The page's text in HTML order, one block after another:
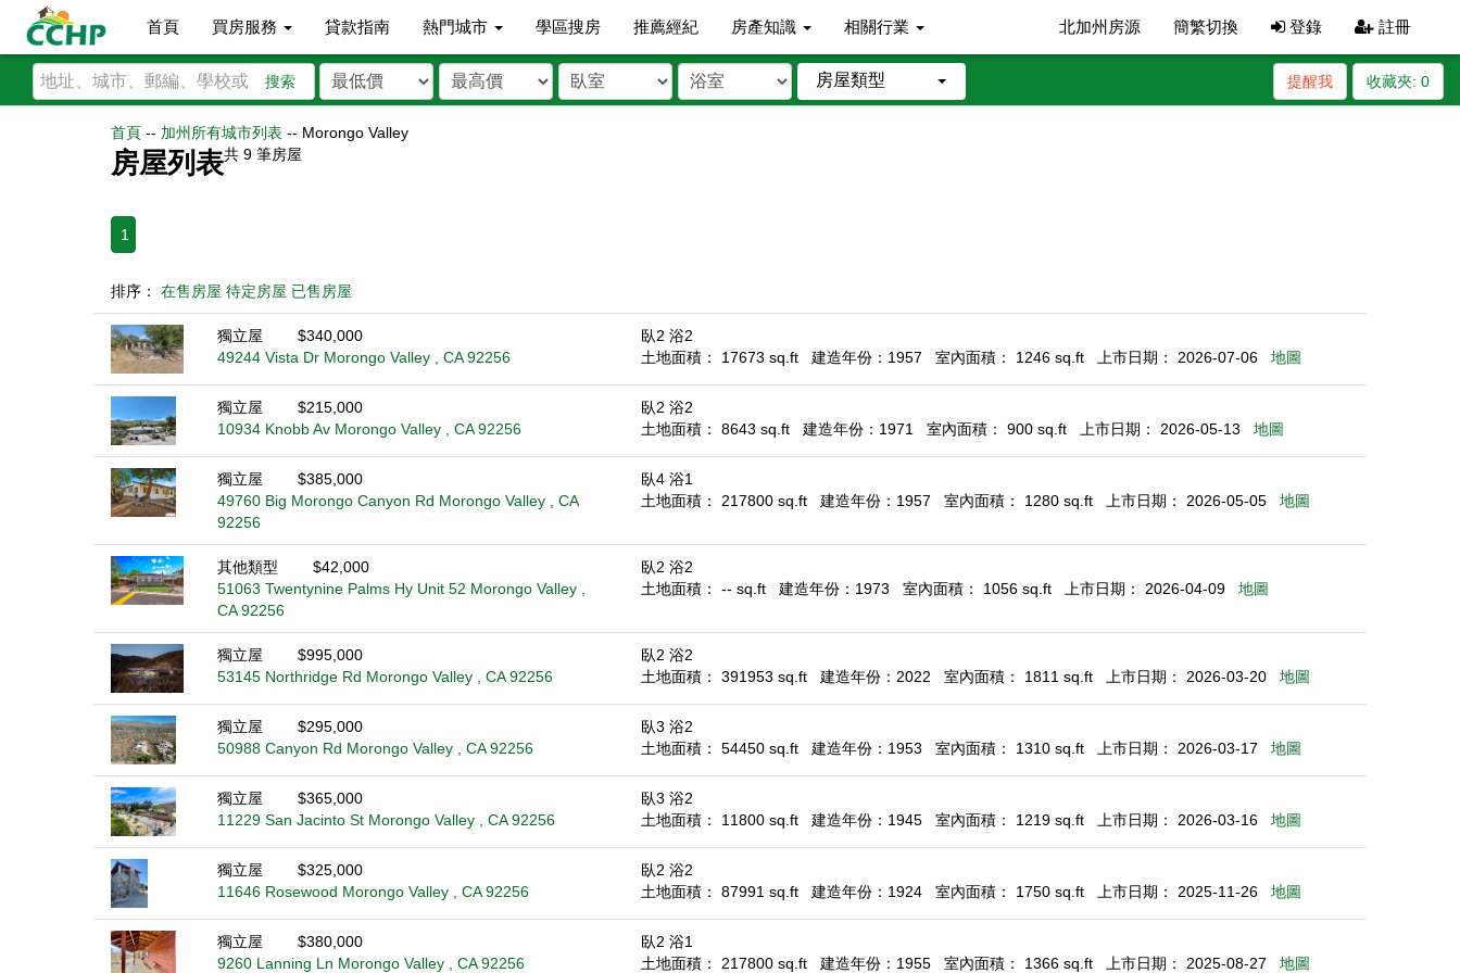
首頁 買房服務 貸款指南 熱門城市 學區搜房 推薦經紀 房產知識 相關行業 北加州房源 簡繁切換 登錄 註冊
搜索 房屋類型 收藏夾: 0
提醒我
首頁 -- 加州所有城市列表 -- Morongo Valley
房屋列表共 9 筆房屋
1
排序： 在售房屋 待定房屋 已售房屋
獨立屋
$340,000
49244 Vista Dr Morongo Valley , CA 92256
臥2 浴2
土地面積： 17673 sq.ft
建造年份：1957 室內面積： 1246 sq.ft 上市日期： 2026-07-06 地圖
獨立屋
$215,000
10934 Knobb Av Morongo Valley , CA 92256
臥2 浴2
土地面積： 8643 sq.ft
建造年份：1971 室內面積： 900 sq.ft 上市日期： 2026-05-13 地圖
獨立屋
$385,000
49760 Big Morongo Canyon Rd Morongo Valley , CA
92256
臥4 浴1
土地面積： 217800 sq.ft
建造年份：1957 室內面積： 1280 sq.ft 上市日期： 2026-05-05 地圖
其他類型
$42,000
51063 Twentynine Palms Hy Unit 52 Morongo Valley ,
CA 92256
臥2 浴2
土地面積： -- sq.ft
建造年份：1973 室內面積： 1056 sq.ft 上市日期： 2026-04-09 地圖
獨立屋
$995,000
53145 Northridge Rd Morongo Valley , CA 92256
臥2 浴2
土地面積： 391953 sq.ft
建造年份：2022 室內面積： 1811 sq.ft 上市日期： 2026-03-20 地圖
獨立屋
$295,000
50988 Canyon Rd Morongo Valley , CA 92256
臥3 浴2
土地面積： 54450 sq.ft
建造年份：1953 室內面積： 1310 sq.ft 上市日期： 2026-03-17 地圖
獨立屋
$365,000
11229 San Jacinto St Morongo Valley , CA 92256
臥3 浴2
土地面積： 11800 sq.ft
建造年份：1945 室內面積： 1219 sq.ft 上市日期： 2026-03-16 地圖
獨立屋
$325,000
11646 Rosewood Morongo Valley , CA 92256
臥2 浴2
土地面積： 87991 sq.ft
建造年份：1924 室內面積： 1750 sq.ft 上市日期： 2025-11-26 地圖
獨立屋
$380,000
9260 Lanning Ln Morongo Valley , CA 92256
臥2 浴1
土地面積： 217800 sq.ft
建造年份：1955 室內面積： 1366 sq.ft 上市日期： 2025-08-27 地圖